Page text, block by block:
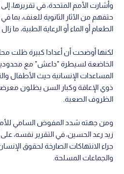
وأشارت الأمم المتحدة، في تقريرها،
حتفهم من الآثار الثانوية للعنف،
الطعام أو الماء أو الرعاية الطبية، ما
لكنها أوضحت أن أعدادا كبيرة ظلت
الخاضعة لسيطرة "داعش" مع
المساعدات الإنسانية حيث الأطفال
ذوي الإعاقة وكبار السن يظلون
الظروف الصعبة.
ومن جهته شدد المفوض السامي
زيد رعد الحسين، في التقرير نفسه،
جراء الانتهاكات الصارخة لحقوق
والجماعات المسلحة.